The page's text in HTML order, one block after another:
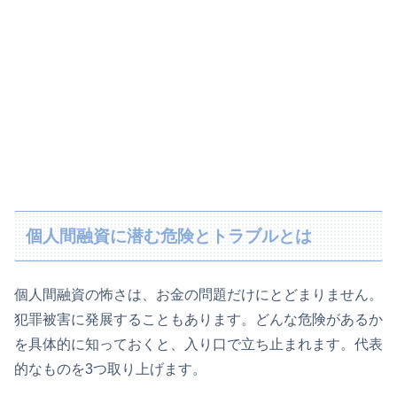
個人間融資に潜む危険とトラブルとは
個人間融資の怖さは、お金の問題だけにとどまりません。
犯罪被害に発展することもあります。どんな危険があるか
を具体的に知っておくと、入り口で立ち止まれます。代表
的なものを3つ取り上げます。